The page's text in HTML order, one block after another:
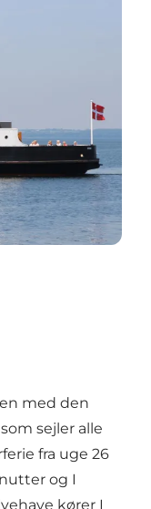
med den
sejler alle
fra uge 26
og I
kører I